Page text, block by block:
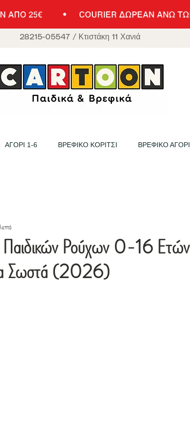
28215-05547 / Κτιστάκη 11 Χανιά
ΑΓΟΡΙ 1-6 ΒΡΕΦΙΚΟ ΚΟΡΙΤΣΙ ΒΡΕΦΙΚΟ ΑΓΟΡΙ
Ρούχων 0-16
Σωστά (2026)